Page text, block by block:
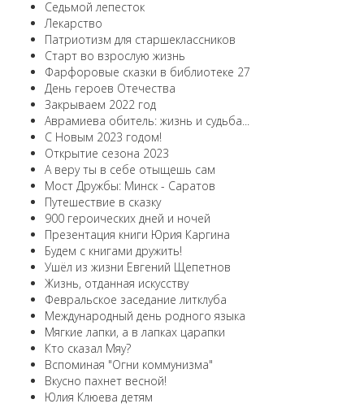
Седьмой лепесток
Лекарство
Патриотизм для старшеклассников
Старт во взрослую жизнь
Фарфоровые сказки в библиотеке 27
День героев Отечества
Закрываем 2022 год
Аврамиева обитель: жизнь и судьба...
С Новым 2023 годом!
Открытие сезона 2023
А веру ты в себе отыщешь сам
Мост Дружбы: Минск - Саратов
Путешествие в сказку
900 героических дней и ночей
Презентация книги Юрия Каргина
Будем с книгами дружить!
Ушёл из жизни Евгений Щепетнов
Жизнь, отданная искусству
Февральское заседание литклуба
Международный день родного языка
Мягкие лапки, а в лапках царапки
Кто сказал Мяу?
Вспоминая "Огни коммунизма"
Вкусно пахнет весной!
Юлия Клюева детям